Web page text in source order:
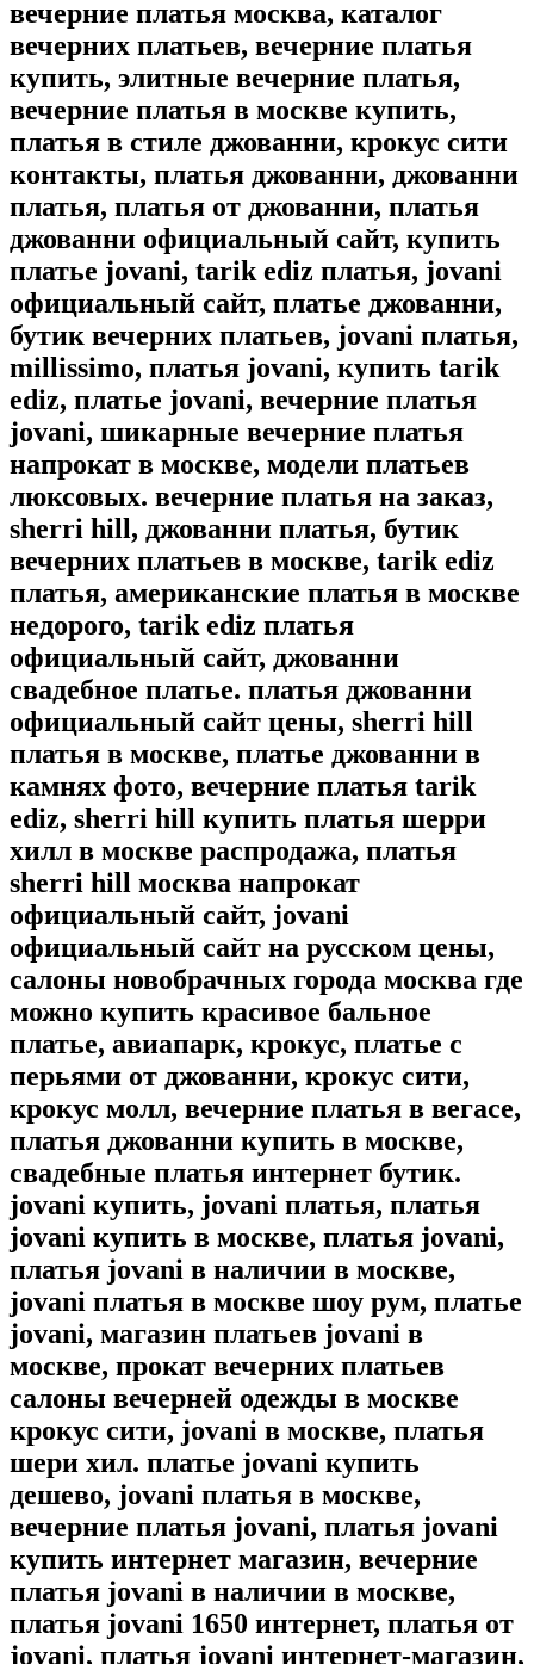
вечерние платья москва, каталог
вечерних платьев, вечерние платья
купить, элитные вечерние платья,
вечерние платья в москве купить,
платья в стиле джованни, крокус сити
контакты, платья джованни, джованни
платья, платья от джованни, платья
джованни официальный сайт, купить
платье jovani, tarik ediz платья, jovani
официальный сайт, платье джованни,
бутик вечерних платьев, jovani платья,
millissimo, платья jovani, купить tarik
ediz, платье jovani, вечерние платья
jovani, шикарные вечерние платья
напрокат в москве, модели платьев
люксовых. вечерние платья на заказ,
sherri hill, джованни платья, бутик
вечерних платьев в москве, tarik ediz
платья, американские платья в москве
недорого, tarik ediz платья
официальный сайт, джованни
свадебное платье. платья джованни
официальный сайт цены, sherri hill
платья в москве, платье джованни в
камнях фото, вечерние платья tarik
ediz, sherri hill купить платья шерри
хилл в москве распродажа, платья
sherri hill москва напрокат
официальный сайт, jovani
официальный сайт на русском цены,
салоны новобрачных города москва где
можно купить красивое бальное
платье, авиапарк, крокус, платье с
перьями от джованни, крокус сити,
крокус молл, вечерние платья в вегасе,
платья джованни купить в москве,
свадебные платья интернет бутик.
jovani купить, jovani платья, платья
jovani купить в москве, платья jovani,
платья jovani в наличии в москве,
jovani платья в москве шоу рум, платье
jovani, магазин платьев jovani в
москве, прокат вечерних платьев
салоны вечерней одежды в москве
крокус сити, jovani в москве, платья
шери хил. платье jovani купить
дешево, jovani платья в москве,
вечерние платья jovani, платья jovani
купить интернет магазин, вечерние
платья jovani в наличии в москве,
платья jovani 1650 интернет, платья от
jovani, платья jovani интернет-магазин,